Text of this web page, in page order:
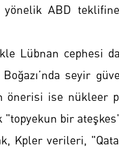
ABD
Lübnan
seyir
önerisi ise nükleer
bir
Kpler verileri,